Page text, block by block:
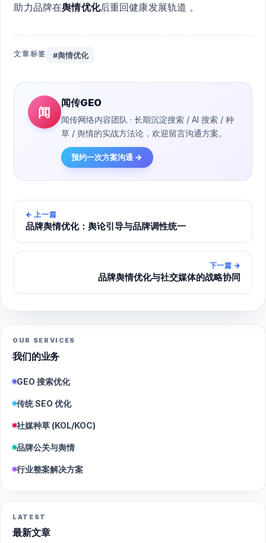
助力品牌在舆情优化后重回健康发展轨道 。
文章标签 #舆情优化
闻
闻传GEO
闻传网络内容团队 · 长期沉淀搜索 / AI 搜索 / 种
草 / 舆情的实战方法论，欢迎留言沟通方案。
预约一次方案沟通 →
← 上一篇
品牌舆情优化：舆论引导与品牌调性统一
下一篇 →
品牌舆情优化与社交媒体的战略协同
OUR SERVICES
我们的业务
GEO 搜索优化
传统 SEO 优化
社媒种草 (KOL/KOC)
品牌公关与舆情
行业整案解决方案
LATEST
最新文章